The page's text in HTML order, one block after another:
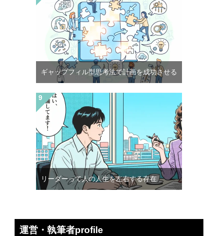
ギャップフィル型思考法で計画を成功させる
リーダーって人の人生を左右する存在
運営・執筆者profile